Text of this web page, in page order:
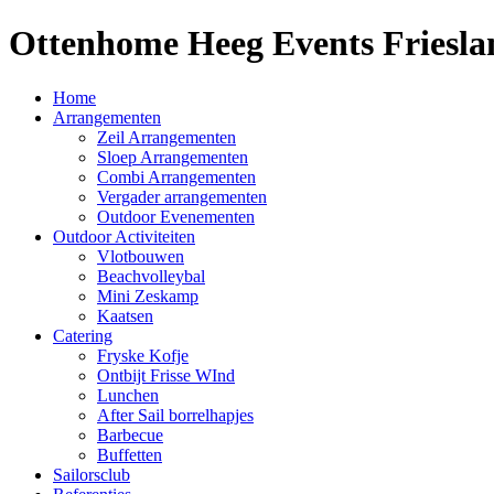
Ottenhome Heeg Events
Home
Arrangementen
Zeil Arrangementen
Sloep Arrangementen
Combi Arrangementen
Vergader arrangementen
Outdoor Evenementen
Outdoor Activiteiten
Vlotbouwen
Beachvolleybal
Mini Zeskamp
Kaatsen
Catering
Fryske Kofje
Ontbijt Frisse WInd
Lunchen
After Sail borrelhapjes
Barbecue
Buffetten
Sailorsclub